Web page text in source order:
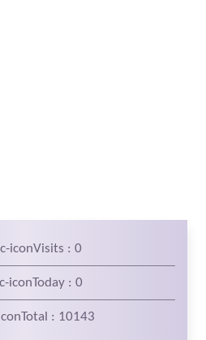
Visits : 0
Today : 0
Total : 10143